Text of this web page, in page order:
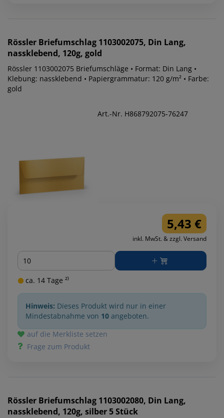
Rössler Briefumschlag 1103002075, Din Lang,
nassklebend, 120g, gold
Rössler 1103002075 Briefumschläge • Format: Din Lang •
Klebung: nassklebend • Papiergrammatur: 120 g/m² • Farbe:
gold
Art.-Nr. H868792075-76247
5,43 €
inkl. MwSt. & zzgl. Versand
Menge
ca. 14 Tage ²⁾
Hinweis: Dieses Produkt wird nur in einer
Mindestabnahme von 10 angeboten.
auf die Merkliste setzen
Frage zum Produkt
Rössler Briefumschlag 1103002080, Din Lang,
nassklebend, 120g, silber 5 Stück